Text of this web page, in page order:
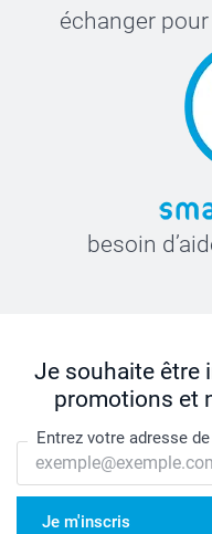
échanger
besoin
Je souhaite être
promotions et
Entrez votre adresse
Je m'inscris